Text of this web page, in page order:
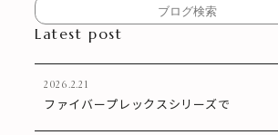
Latest post
2026.2.21
ファイバープレックスシリーズで